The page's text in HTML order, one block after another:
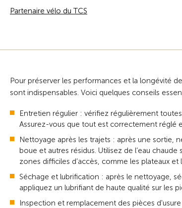
Partenaire vélo du TCS
Pour préserver les performances et la longévité
sont indispensables. Voici quelques conseils
Entretien régulier : vérifiez régulièrement
Assurez-vous que tout est correctement réglé
Nettoyage après les trajets : après une sortie,
boue et autres résidus. Utilisez de l’eau
zones difficiles d’accès, comme les plateaux et
Séchage et lubrification : après le nettoyage,
appliquez un lubrifiant de haute qualité sur les
Inspection et remplacement des pièces